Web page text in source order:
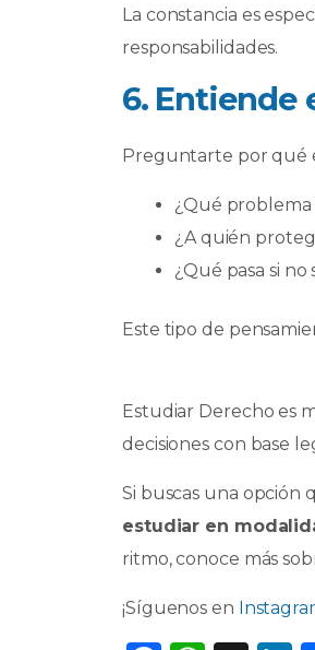
La constancia es
responsabilidades.
6. Entiende
Preguntarte por qué
¿Qué problema
¿A quién
¿Qué pasa si
Este tipo de
Estudiar Derecho es
decisiones con base
Si buscas una opción
estudiar en
ritmo, conoce más
¡Síguenos en